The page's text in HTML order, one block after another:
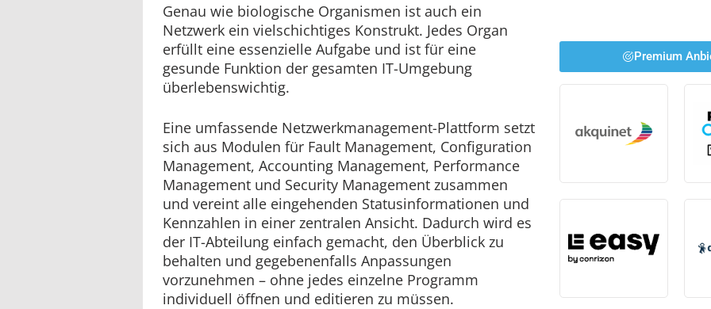
Genau wie biologische Organismen ist auch ein
Netzwerk ein vielschichtiges Konstrukt. Jedes Organ
erfüllt eine essenzielle Aufgabe und ist für eine
gesunde Funktion der gesamten IT-Umgebung
überlebenswichtig.
Eine umfassende Netzwerkmanagement-Plattform setzt
sich aus Modulen für Fault Management, Configuration
Management, Accounting Management, Performance
Management und Security Management zusammen
und vereint alle eingehenden Statusinformationen und
Kennzahlen in einer zentralen Ansicht. Dadurch wird es
der IT-Abteilung einfach gemacht, den Überblick zu
behalten und gegebenenfalls Anpassungen
vorzunehmen – ohne jedes einzelne Programm
individuell öffnen und editieren zu müssen.
Premium